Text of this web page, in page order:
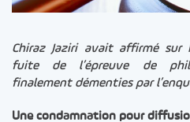
Chiraz Jaziri avait affirmé sur
fuite de l’épreuve de
finalement démenties par
Une condamnation pour